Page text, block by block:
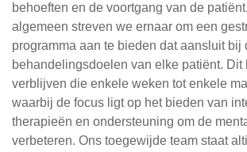
behoeften en de voortgang van de
algemeen streven we ernaar om een
programma aan te bieden dat aansluit bij
behandelingsdoelen van elke patiënt. Dit
verblijven die enkele weken tot enkele
waarbij de focus ligt op het bieden van
therapieën en ondersteuning om de
verbeteren. Ons toegewijde team staat